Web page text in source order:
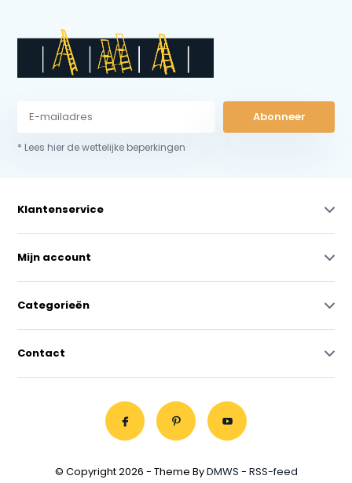
Abonneer
* Lees hier de wettelijke beperkingen
Klantenservice
Mijn account
Categorieën
Contact
© Copyright 2026 - Theme ByDMWS - RSS-feed